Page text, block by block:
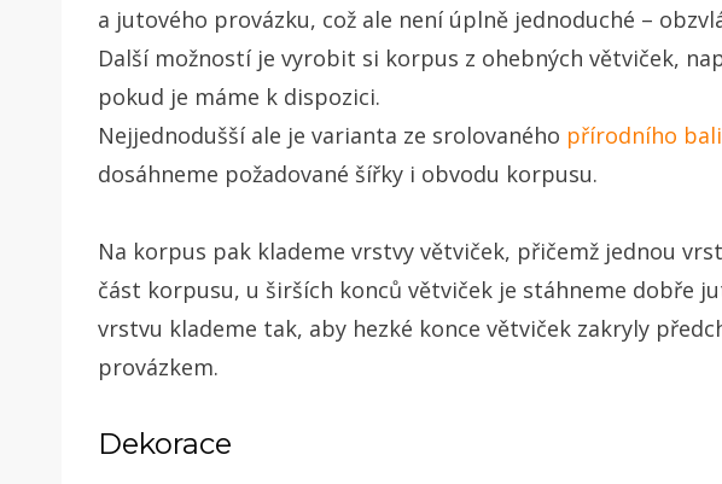
a jutového provázku, což ale není úplně jednoduché –
Další možností je vyrobit si korpus z ohebných větviček,
pokud je máme k dispozici.
Nejjednodušší ale je varianta ze srolovaného přírodního
dosáhneme požadované šířky i obvodu korpusu.
Na korpus pak klademe vrstvy větviček, přičemž jednou
část korpusu, u širších konců větviček je stáhneme dobře
vrstvu klademe tak, aby hezké konce větviček zakryly
provázkem.
Dekorace